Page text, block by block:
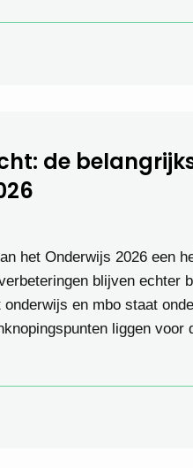
de
het Onderwijs 2026 een
blijven echter
en mbo staat
liggen voor